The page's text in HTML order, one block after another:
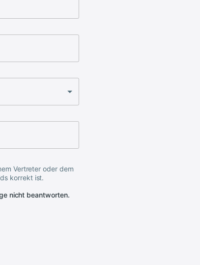
Vertreter oder dem
korrekt ist.
nicht beantworten.